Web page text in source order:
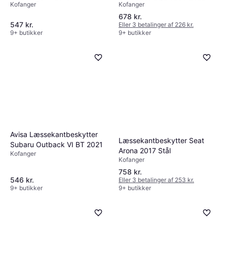
Kofanger
547 kr.
9+ butikker
Kofanger
678 kr.
Eller 3 betalinger af 226 kr.
9+ butikker
Avisa Læssekantbeskytter
Subaru Outback VI BT 2021
Kofanger
546 kr.
9+ butikker
Læssekantbeskytter Seat
Arona 2017 Stål
Kofanger
758 kr.
Eller 3 betalinger af 253 kr.
9+ butikker